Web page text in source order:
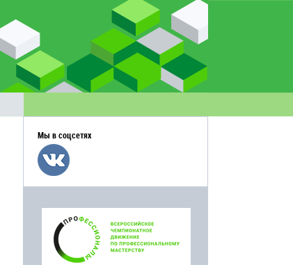
Мы в соцсетях